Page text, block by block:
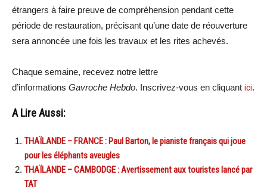
étrangers à faire preuve de compréhension pendant cette
période de restauration, précisant qu’une date de réouverture
sera annoncée une fois les travaux et les rites achevés.
Chaque semaine, recevez notre lettre
d’informations Gavroche Hebdo. Inscrivez-vous en cliquant ici.
A Lire Aussi:
THAÏLANDE – FRANCE : Paul Barton, le pianiste français qui joue
pour les éléphants aveugles
THAÏLANDE – CAMBODGE : Avertissement aux touristes lancé par
TAT